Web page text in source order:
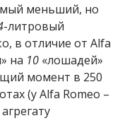
меньший, но
-литровый
в отличие от Alfa
на 10 «лошадей»
момент в 250
(у Alfa Romeo –